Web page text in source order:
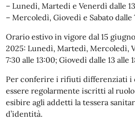
– Lunedì, Martedi e Venerdì dalle
– Mercoledì, Giovedì e Sabato dalle
Orario estivo in vigore dal 15
2025: Lunedì, Martedì, Mercoledì,
7:30 alle 13:00; Giovedì dalle 13 alle
Per conferire i rifiuti differenziati i
essere regolarmente iscritti al ruolo
esibire agli addetti la tessera
d’identità.